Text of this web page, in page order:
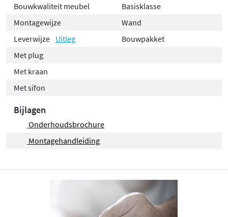
Bouwkwaliteit meubel
Basisklasse
Montagewijze
Wand
Leverwijze Uitleg
Bouwpakket
Met plug
Met kraan
Met sifon
Bijlagen
Onderhoudsbrochure
Montagehandleiding